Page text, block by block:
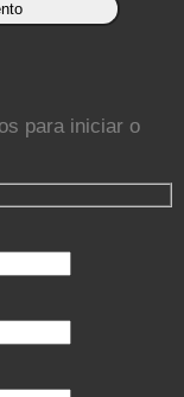
para iniciar o